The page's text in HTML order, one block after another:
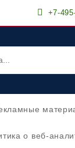
+7-
о веб-